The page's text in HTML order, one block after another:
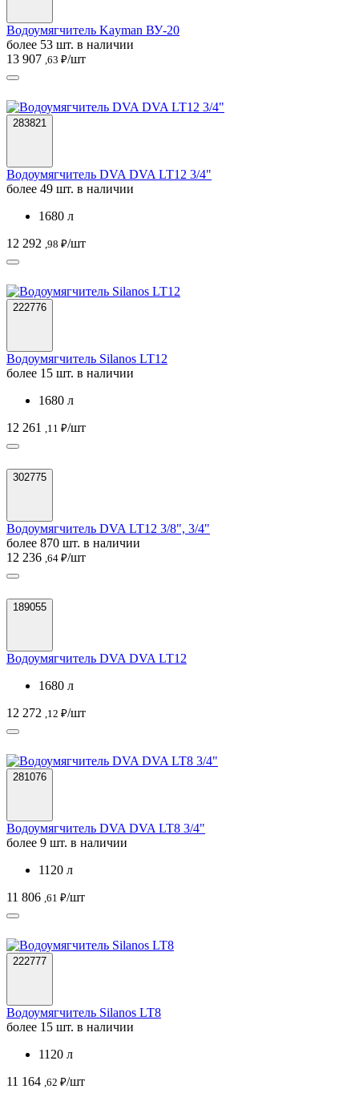
Водоумягчитель Kayman ВУ-20
более 53 шт. в наличии
13 907 ,63 ₽/шт
283821
Водоумягчитель DVA DVA LT12 3/4"
более 49 шт. в наличии
1680 л
12 292 ,98 ₽/шт
222776
Водоумягчитель Silanos LT12
более 15 шт. в наличии
1680 л
12 261
,11 ₽/шт
302775
Водоумягчитель DVA LT12 3/8", 3/4"
более 870 шт. в наличии
12 236 ,64 ₽/шт
189055
Водоумягчитель DVA DVA LT12
1680 л
12 272 ,12 ₽/шт
281076
Водоумягчитель DVA DVA LT8 3/4"
более 9 шт. в наличии
1120 л
11 806 ,61 ₽/шт
222777
Водоумягчитель Silanos LT8
более 15 шт. в наличии
1120 л
11 164 ,62 ₽/шт